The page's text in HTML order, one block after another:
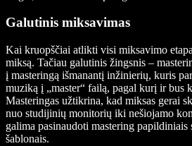
Galutinis miksavimas
Kai kruopščiai atlikti visi miksavimo
miksą. Tačiau galutinis žingsnis –
į masteringą išmanantį inžinierių, kuris
muziką į „master“ failą, pagal kurį ir bus
Masteringas užtikrina, kad miksas gerai
nuo studijinių monitorių iki nešiojamo
galima pasinaudoti mastering papildiniais
šablonais.